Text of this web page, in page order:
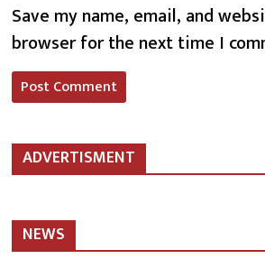
Save my name, email, and
browser for the next time I
ADVERTISMENT
NEWS